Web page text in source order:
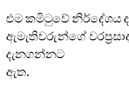
එම කමිටුවේ නිර්දේශය
ඇමැතිවරුන්ගේ
දැනගන්නට
ඇත.